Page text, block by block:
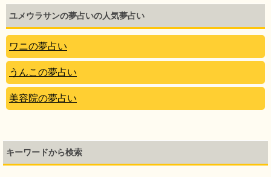
ユメウラサンの夢占いの人気夢占い
ワニの夢占い
うんこの夢占い
美容院の夢占い
キーワードから検索